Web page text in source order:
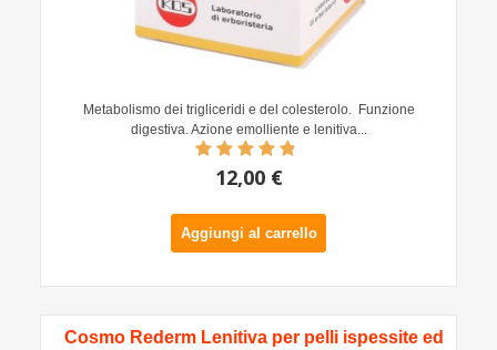
Metabolismo dei trigliceridi e del colesterolo. Funzione
digestiva. Azione emolliente e lenitiva...
12,00 €
Aggiungi al carrello
Cosmo Rederm Lenitiva per pelli ispessite ed